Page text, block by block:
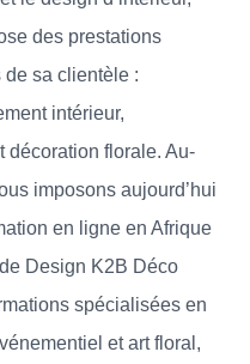
des prestations
sa clientèle :
intérieur,
décoration florale. Au-
imposons aujourd’hui
en ligne en Afrique
Design K2B Déco
spécialisées en
et art floral,